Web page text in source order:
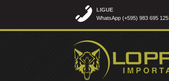
LIGUE
WhatsApp (+595) 983 695 125